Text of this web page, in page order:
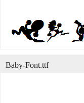
Baby-Font.ttf